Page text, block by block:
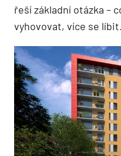
řeší základní otázka –
vyhovovat, více se